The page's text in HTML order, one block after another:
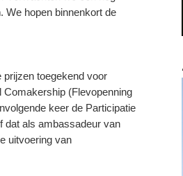
We hopen binnenkort de
prijzen toegekend voor
(Flevopenning
keer de Participatie
dat als ambassadeur van
uitvoering van